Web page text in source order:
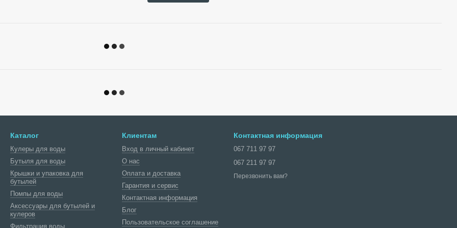
Каталог
Кулеры для воды
Бутыля для воды
Крышки и упаковка для
бутылей
Помпы для воды
Аксессуары для бутылей и
кулеров
Фильтрация воды
Клиентам
Вход в личный кабинет
О нас
Оплата и доставка
Гарантия и сервис
Контактная информация
Блог
Пользовательское соглашение
Контактная информация
067 711 97 97
067 211 97 97
Перезвонить вам?